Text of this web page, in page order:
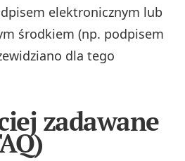
elektronicznym lub
środkiem (np. podpisem
dla tego
zadawane